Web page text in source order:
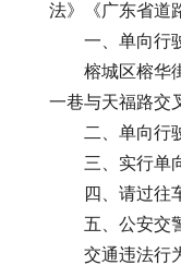
法》《广东省道
一、单向行驶
榕城区榕华街
一巷与天福路交
二、单向行驶
三、实行单向
四、请过往车
五、公安交警
交通违法行为